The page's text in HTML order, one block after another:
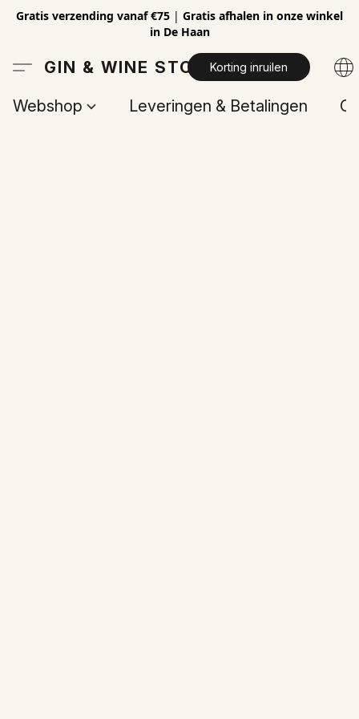
Gratis verzending vanaf €75 | Gratis afhalen in onze winkel
in De Haan
GIN & WINE STOREKorting inruilen
Webshop Leveringen & Betalingen